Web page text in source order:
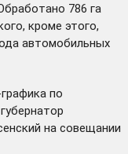
786 га
кроме этого,
автомобильных
по
губернатор
на совещании